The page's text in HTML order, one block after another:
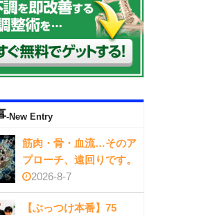
-New Entry
筋肉・骨・血流…そのア
プローチ、遠回りです。
2026-8-7
【ぶっつけ本番】75